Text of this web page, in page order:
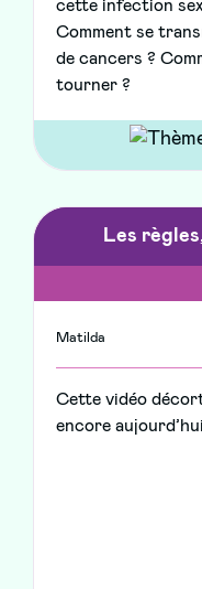
cette infection
Comment se
de cancers ?
tourner ?
Les
Matilda
Cette vidéo
encore